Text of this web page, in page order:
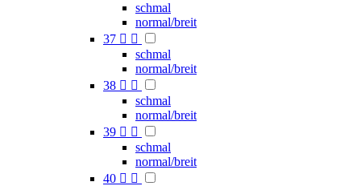
schmal
normal/breit
37  
schmal
normal/breit
38  
schmal
normal/breit
39  
schmal
normal/breit
40  